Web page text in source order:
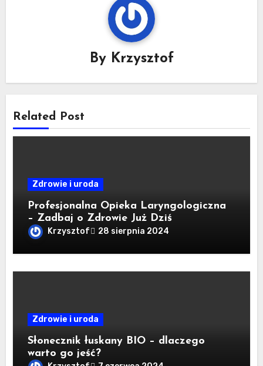
By Krzysztof
Related Post
Zdrowie i uroda
Profesjonalna Opieka Laryngologiczna
– Zadbaj o Zdrowie Już Dziś
Krzysztof 28 sierpnia 2024
Zdrowie i uroda
Słonecznik łuskany BIO – dlaczego
warto go jeść?